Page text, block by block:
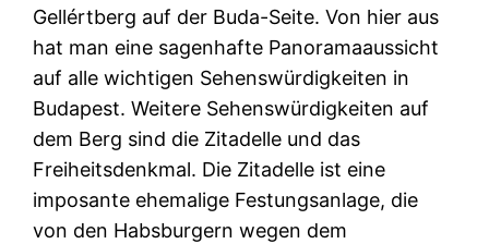
Gellértberg auf der Buda-Seite. Von hier aus
hat man eine sagenhafte Panoramaaussicht
auf alle wichtigen Sehenswürdigkeiten in
Budapest. Weitere Sehenswürdigkeiten auf
dem Berg sind die Zitadelle und das
Freiheitsdenkmal. Die Zitadelle ist eine
imposante ehemalige Festungsanlage, die
von den Habsburgern wegen dem